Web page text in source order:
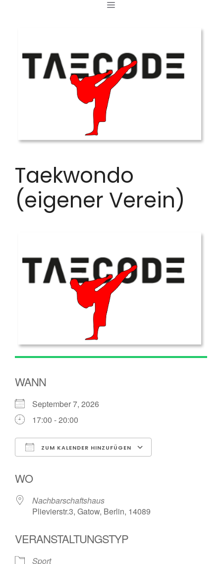
MENÜ
Taekwondo
(eigener Verein)
WANN
September 7, 2026
17:00 - 20:00
ZUM KALENDER HINZUFÜGEN
WO
Nachbarschaftshaus
Plievierstr.3, Gatow, Berlin, 14089
VERANSTALTUNGSTYP
Sport